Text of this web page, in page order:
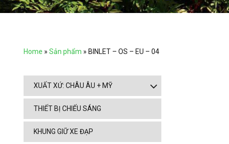
Home » Sản phẩm » BINLET – OS – EU – 04
XUẤT XỨ: CHÂU ÂU + MỸ
THIẾT BỊ CHIẾU SÁNG
KHUNG GIỮ XE ĐẠP